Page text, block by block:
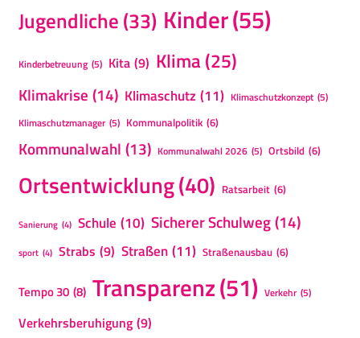
Jugendliche(33) Kinder(55)
Kinderbetreuung (5) Kita (9) Klima (25)
Klimakrise (14) Klimaschutz (11) Klimaschutzkonzept (5)
Klimaschutzmanager (5) Kommunalpolitik (6)
Kommunalwahl (13) Kommunalwahl 2026 (5) Ortsbild (6)
Ortsentwicklung(40) Ratsarbeit (6)
Sanierung (4) Schule (10) Sicherer Schulweg(14)
sport (4) Strabs (9) Straßen(11) Straßenausbau (6)
Tempo 30 (8) Transparenz(51) Verkehr (5)
Verkehrsberuhigung (9)